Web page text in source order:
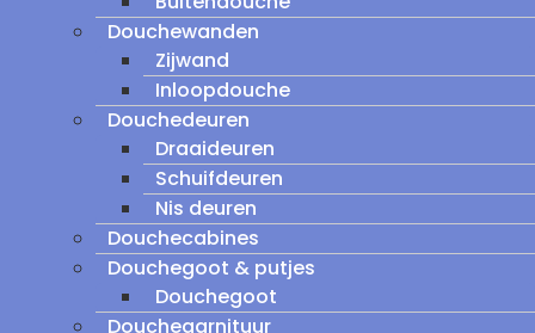
Douchewanden
Zijwand
Inloopdouche
Douchedeuren
Draaideuren
Schuifdeuren
Nis deuren
Douchecabines
Douchegoot & putjes
Douchegoot
Douchegarnituur